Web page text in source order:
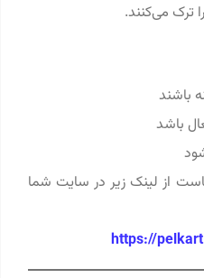
باشند
از لینک زیر در سایت شما
https://